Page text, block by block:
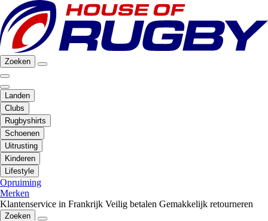
Zoeken
Landen
Clubs
Rugbyshirts
Schoenen
Uitrusting
Kinderen
Lifestyle
Opruiming
Merken
Klantenservice in Frankrijk Veilig betalen Gemakkelijk retourneren
Zoeken